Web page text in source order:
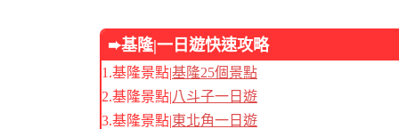
➨基隆|一日遊快速攻略
1.基隆景點|基隆25個景點
2.基隆景點|八斗子一日遊
3.基隆景點|東北角一日遊